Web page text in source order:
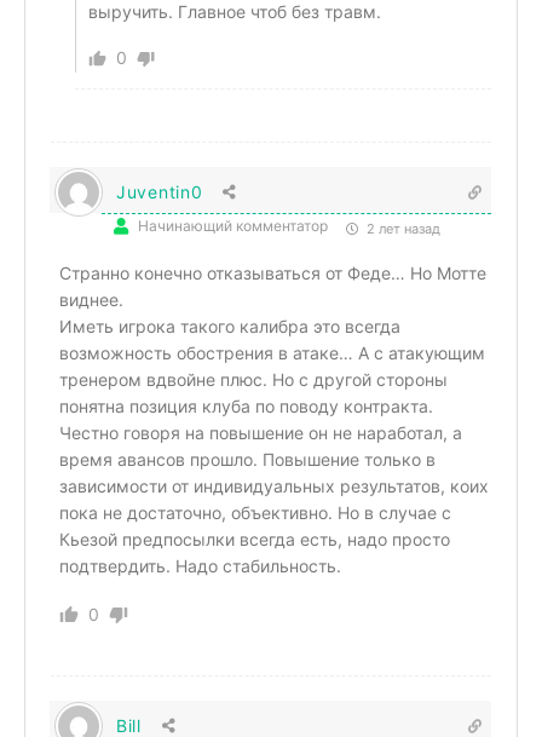
выручить. Главное чтоб без травм.
0
Juventin0
Начинающий комментатор 2 лет назад
Странно конечно отказываться от Феде… Но Мотте
виднее.
Иметь игрока такого калибра это всегда
возможность обострения в атаке… А с атакующим
тренером вдвойне плюс. Но с другой стороны
понятна позиция клуба по поводу контракта.
Честно говоря на повышение он не наработал, а
время авансов прошло. Повышение только в
зависимости от индивидуальных результатов, коих
пока не достаточно, объективно. Но в случае с
Кьезой предпосылки всегда есть, надо просто
подтвердить. Надо стабильность.
0
Bill